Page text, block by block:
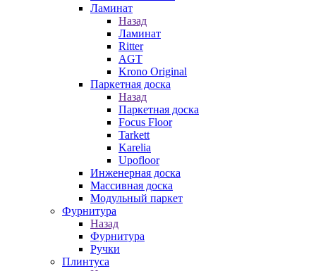
Ламинат
Назад
Ламинат
Ritter
AGT
Krono Original
Паркетная доска
Назад
Паркетная доска
Focus Floor
Tarkett
Karelia
Upofloor
Инженерная доска
Массивная доска
Модульный паркет
Фурнитура
Назад
Фурнитура
Ручки
Плинтуса